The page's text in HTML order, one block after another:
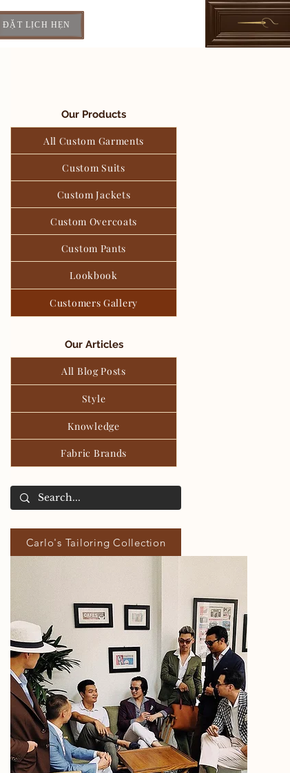
ĐẶT LỊCH HẸN
Our Products
All Custom Garments
Custom Suits
Custom Jackets
Custom Overcoats
Custom Pants
Lookbook
Customers Gallery
Our Articles
All Blog Posts
Style
Knowledge
Fabric Brands
Carlo's Tailoring Collection